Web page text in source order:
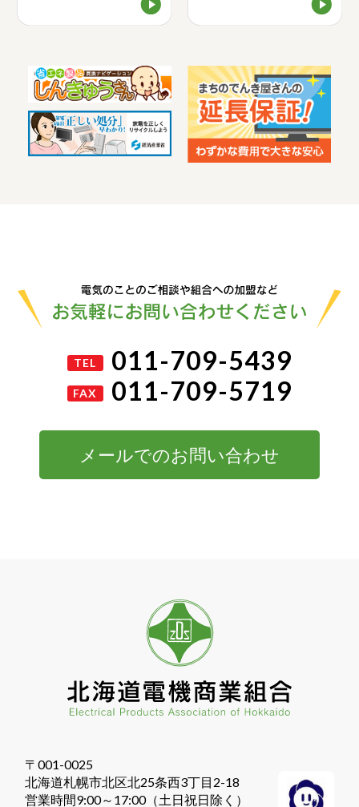
TEL 011-709-5439
FAX 011-709-5719
メールでのお問い合わせ
〒001-0025
北海道札幌市北区北25条西3丁目2-18
営業時間9:00～17:00（土日祝日除く）